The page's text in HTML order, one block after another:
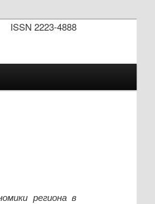
ISSN 2223-4888
региона в